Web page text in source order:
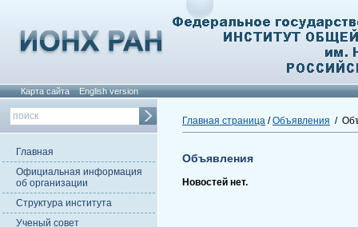
Карта сайта English version
Главная
Официальная информация
об организации
Структура института
Ученый совет
Главная страница /Объявления /
Объявления
Новостей нет.